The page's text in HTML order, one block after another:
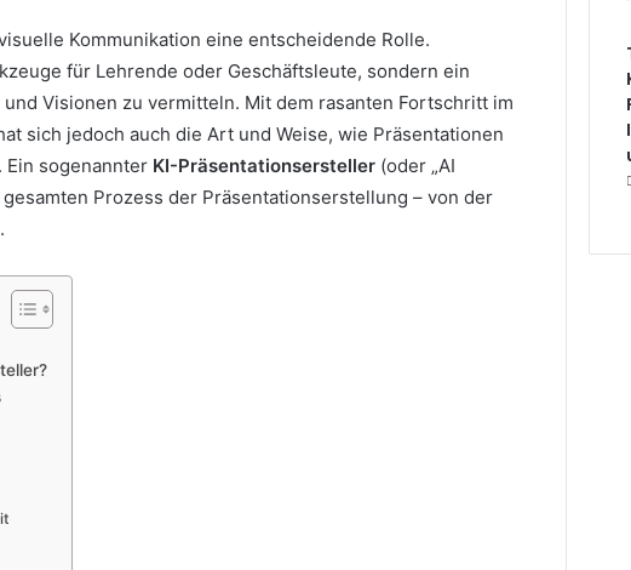
Kommunikation eine entscheidende Rolle.
für Lehrende oder Geschäftsleute, sondern ein
Visionen zu vermitteln. Mit dem rasanten Fortschritt im
sich jedoch auch die Art und Weise, wie Präsentationen
sogenannter KI-Präsentationsersteller (oder „AI
Prozess der Präsentationserstellung – von der